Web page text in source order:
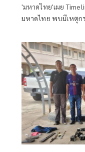
'มหาดไทย'เผย
มหาดไทย พบมีเหตุก
จับมือกับสมาชิก อส.
บริเวณถนนพิษณุโลก